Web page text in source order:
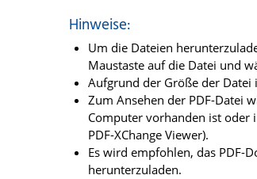
Hinweise:
Um die Dateien
Maustaste auf die Datei und
Aufgrund der Größe der Datei
Zum Ansehen der PDF-Datei
Computer vorhanden ist oder
PDF-XChange Viewer).
Es wird empfohlen, das PDF-
herunterzuladen.